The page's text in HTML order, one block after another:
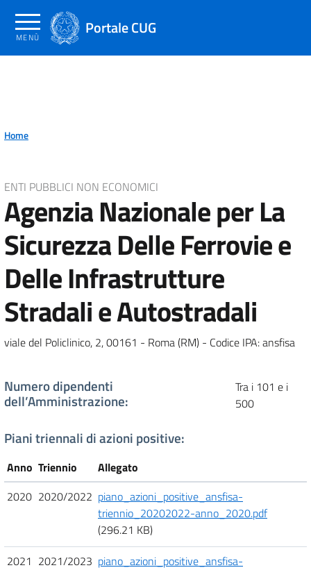
contenuto
principale
Portale CUG
MENÙ
Home
ENTI PUBBLICI NON ECONOMICI
Agenzia Nazionale per La
Sicurezza Delle Ferrovie e
Delle Infrastrutture
Stradali e Autostradali
viale del Policlinico, 2, 00161 - Roma (RM) - Codice IPA: ansfisa
Numero dipendenti
dell’Amministrazione:
Tra i 101 e i
500
Piani triennali di azioni positive:
Anno Triennio
Allegato
2020 2020/2022 piano_azioni_positive_ansfisa-
triennio_20202022-anno_2020.pdf
(296.21 KB)
2021 2021/2023 piano_azioni_positive_ansfisa-